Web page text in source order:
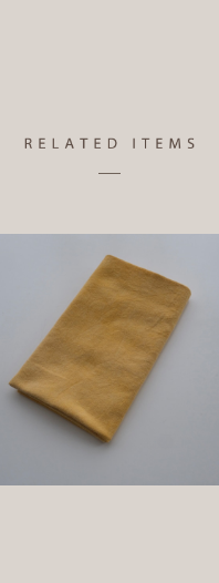
ベンガラ染め 鬱金 手ぬぐい
¥1,320
詳しく見る